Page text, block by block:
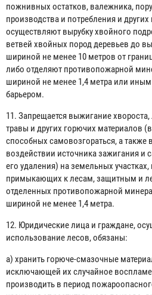
пожнивных остатков, валежника,
производства и потребления и
осуществляют вырубку хвойного
ветвей хвойных пород деревьев до
шириной не менее 10 метров от
либо отделяют противопожарной
шириной не менее 1,4 метра или
барьером.
11. Запрещается выжигание
травы и других горючих материалов
способных самовозгораться, а также
воздействии источника зажигания и
его удаления) на земельных
примыкающих к лесам, защитным и
отделенных противопожарной
шириной не менее 1,4 метра.
12. Юридические лица и граждане,
использование лесов, обязаны:
а) хранить горюче-смазочные
исключающей их случайное
производить в период